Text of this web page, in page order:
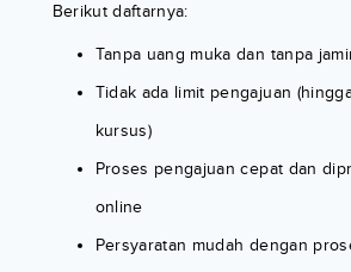
Berikut daftarnya:
Tanpa uang muka dan tanpa
Tidak ada limit pengajuan
kursus)
Proses pengajuan cepat dan
online
Persyaratan mudah dengan